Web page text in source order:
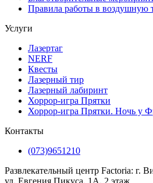
Правила работы в воздушную
Услуги
Лазертаг
NERF
Квесты
Лазерный тир
Лазерный лабиринт
Хоррор-игра Прятки
Хоррор-игра Прятки. Ночь у
Контакты
(073)9651210
Развлекательный центр Factoria: г.